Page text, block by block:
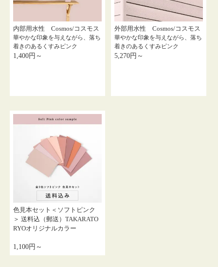
内部用水性 Cosmos/コスモス
華やかな印象を与えながら、落ち
着きのあるくすみピンク
1,400円～
外部用水性 Cosmos/コスモス
華やかな印象を与えながら、落ち
着きのあるくすみピンク
5,270円～
色見本セット＜ソフトピンク
＞ 送料込（郵送）TAKARATO
RYOオリジナルカラー
1,100円～